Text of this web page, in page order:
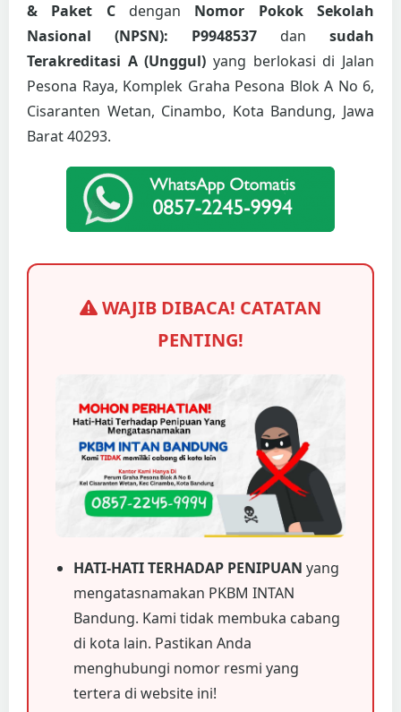
& Paket Cdengan Nomor Pokok Sekolah
Nasional (NPSN): P9948537 dan sudah
Terakreditasi A (Unggul) yang berlokasi di Jalan
Pesona Raya, Komplek Graha Pesona Blok A No 6,
Cisaranten Wetan, Cinambo, Kota Bandung, Jawa
Barat 40293.
WAJIB DIBACA! CATATAN
PENTING!
HATI-HATI TERHADAP PENIPUAN yang
mengatasnamakan PKBM INTAN
Bandung. Kami tidak membuka cabang
di kota lain. Pastikan Anda
menghubungi nomor resmi yang
tertera di website ini!